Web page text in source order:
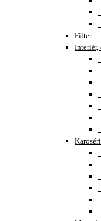
Filter
Interiér,